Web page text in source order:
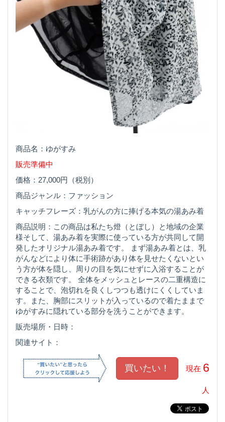
商品名：ゆがすみ
販売準備中
価格：27,000円（税別）
商品ジャンル：ファッション
キャッチフレーズ：乳がんの方に捧げる本気の湯あみ着
商品説明：この商品は私たち燈（とぼし）と地域の企業
様そして、湯あみ着を実際に使っている方が共同して開
発したオリジナル湯あみ着です。 まず湯あみ着とは、乳
がんなどにより体に手術跡があり体を見せたくないとい
う方が体を隠し、周りの目を気にせずに入浴することが
できる衣類です。 全体をメッシュとレースの二重構造に
することで、泡切れを良くしつつも透けにくくしていま
す。また、胸部にスリットが入っているので着たままで
ゆがすみに隠れている部分を洗うことができます。
販売場所・日時：
関連サイト：
現在 6
人